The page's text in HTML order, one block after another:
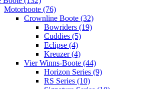
Motorboote (76)
Crownline Boote (32)
Bowriders (19)
Cuddies (5)
Eclipse (4)
Kreuzer (4)
Vier Winns-Boote (44)
Horizon Series (9)
RS Series (10)